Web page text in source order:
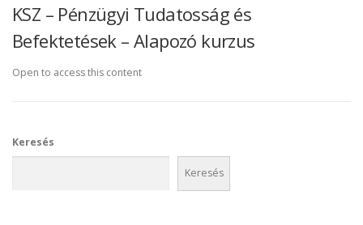
KSZ – Pénzügyi Tudatosság és
Befektetések – Alapozó kurzus
Open to access this content
Keresés
Keresés